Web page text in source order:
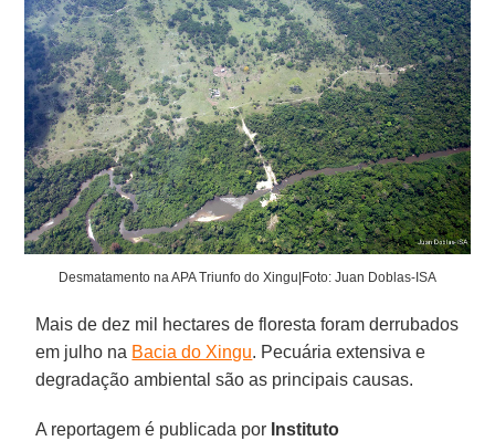
Desmatamento na APA Triunfo do Xingu|Foto: Juan Doblas-ISA
Mais de dez mil hectares de floresta foram derrubados
em julho na Bacia do Xingu. Pecuária extensiva e
degradação ambiental são as principais causas.
A reportagem é publicada por Instituto